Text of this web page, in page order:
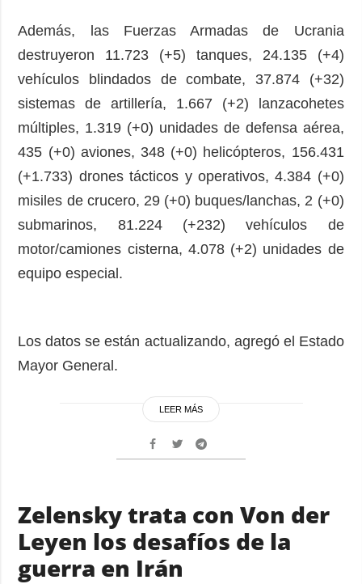
Además, las Fuerzas Armadas de Ucrania
destruyeron 11.723 (+5) tanques, 24.135 (+4)
vehículos blindados de combate, 37.874 (+32)
sistemas de artillería, 1.667 (+2) lanzacohetes
múltiples, 1.319 (+0) unidades de defensa aérea,
435 (+0) aviones, 348 (+0) helicópteros, 156.431
(+1.733) drones tácticos y operativos, 4.384 (+0)
misiles de crucero, 29 (+0) buques/lanchas, 2 (+0)
submarinos, 81.224 (+232) vehículos de
motor/camiones cisterna, 4.078 (+2) unidades de
equipo especial.
Los datos se están actualizando, agregó el Estado
Mayor General.
LEER MÁS
Zelensky trata con Von der
Leyen los desafíos de la
guerra en Irán